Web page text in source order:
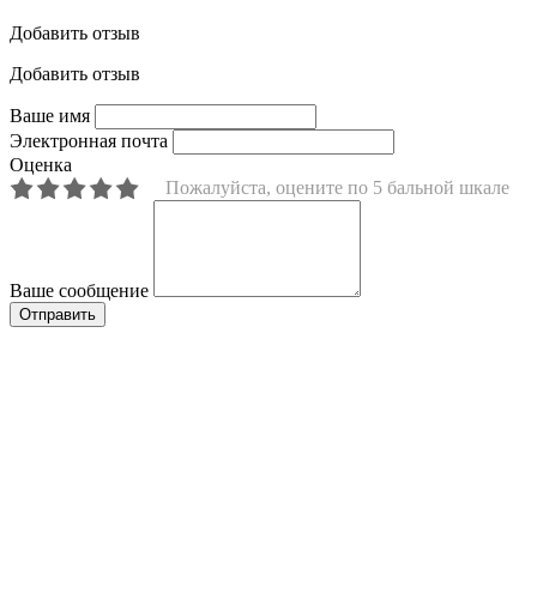
Добавить отзыв
Добавить отзыв
Ваше имя
Электронная почта
Оценка
Пожалуйста, оцените по 5 бальной шкале
Ваше сообщение